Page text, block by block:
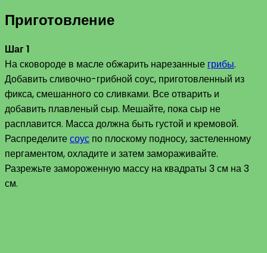
Приготовление
Шаг 1
На сковороде в масле обжарить нарезанные грибы.
Добавить сливочно-грибной соус, приготовленный из
фикса, смешанного со сливками. Все отварить и
добавить плавленый сыр. Мешайте, пока сыр не
расплавится. Масса должна быть густой и кремовой.
Распределитесоус по плоскому подносу, застеленному
пергаментом, охладите и затем замораживайте.
Разрежьте замороженную массу на квадраты 3 см на 3
см.